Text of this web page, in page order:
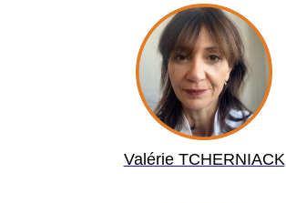
Valérie TCHERNIACK